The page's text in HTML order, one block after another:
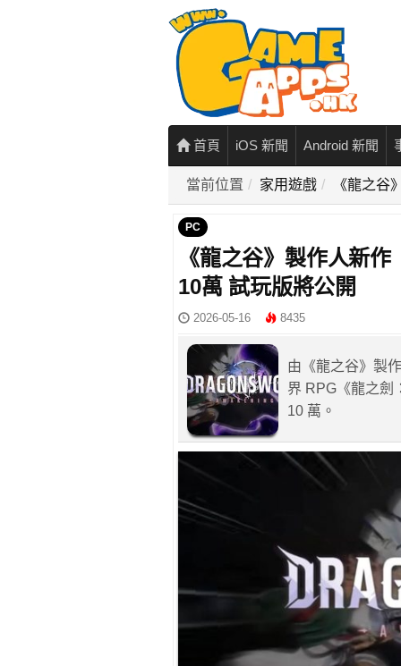
首頁 iOS 新聞 Android 新聞
當前位置 家用遊戲 《龍之谷
PC
《龍之谷》製作人新
10萬 試玩版將公開
2026-05-16 8435
由《龍之谷》製
界 RPG《龍之劍
10 萬。